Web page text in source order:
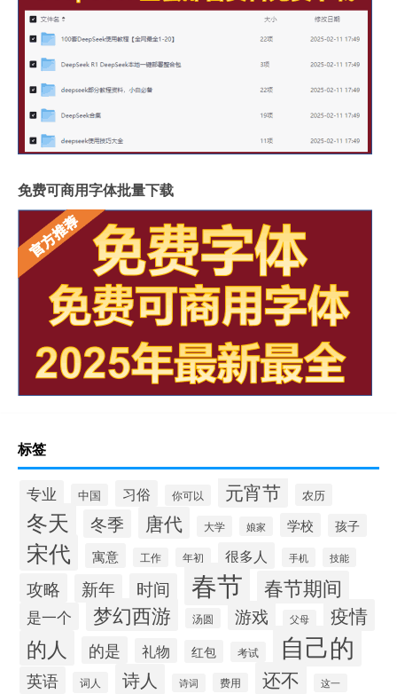
免费可商用字体批量下载
标签
专业 中国 习俗 你可以 元宵节 农历
冬天 冬季 唐代 大学 娘家 学校 孩子
宋代 寓意 工作 年初 很多人 手机 技能
攻略 新年 时间 春节 春节期间
是一个 梦幻西游 汤圆 游戏 父母 疫情
的人 的是 礼物 红包 考试 自己的
英语 词人 诗人 诗词 费用 还不 这一